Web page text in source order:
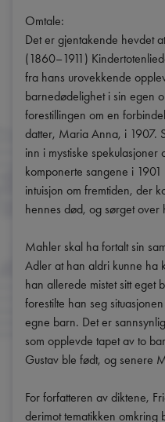
Omtale:
Det er gjentakende hevdet
(1860–1911)
fra hans urovekkende
barnedødelighet i sin egen
forestillingen om en
datter, Maria Anna, i 1907.
inn i mystiske
komponerte sangene i
intuisjon om fremtiden, der
hennes død, og sørget over
Mahler skal ha fortalt sin
Adler at han aldri kunne ha
han allerede mistet sitt eget
forestilte han seg
egne barn. Det er
som opplevde tapet av to
Gustav ble født, og senere
For forfatteren av diktene,
derimot tematikken omkring